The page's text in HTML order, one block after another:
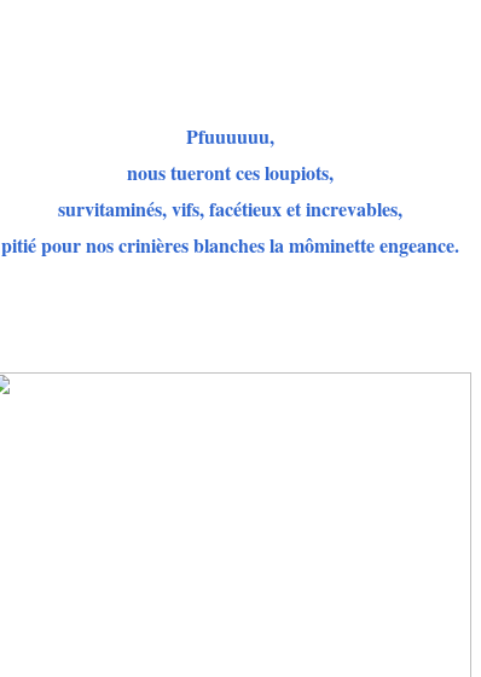
Pfuuuuuu,
nous tueront ces loupiots,
survitaminés, vifs, facétieux et increvables,
pitié pour nos crinières blanches la môminette engeance.